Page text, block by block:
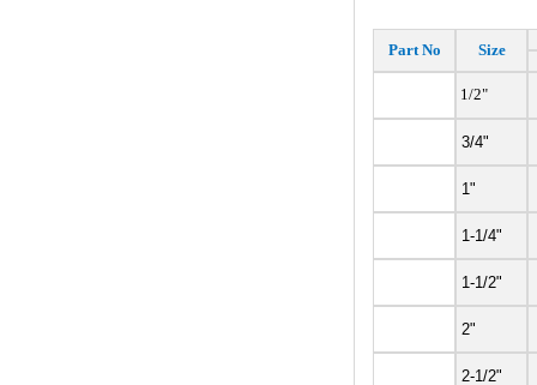
Part No Size
1/2"
3/4"
1"
1-1/4"
1-1/2"
2"
2-1/2"